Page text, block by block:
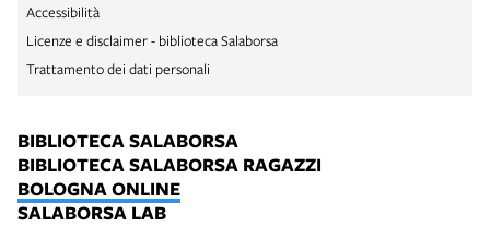
Accessibilità
Licenze e disclaimer - biblioteca Salaborsa
Trattamento dei dati personali
BIBLIOTECA SALABORSA
BIBLIOTECA SALABORSA RAGAZZI
BOLOGNA ONLINE
SALABORSA LAB